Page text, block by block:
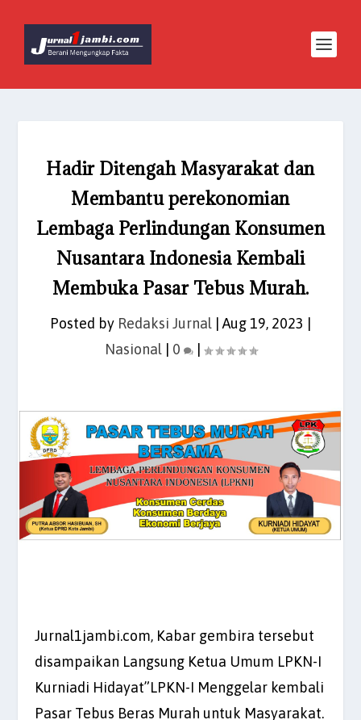
Hadir Ditengah Masyarakat dan
Membantu perekonomian
Lembaga Perlindungan Konsumen
Nusantara Indonesia Kembali
Membuka Pasar Tebus Murah.
Posted by Redaksi Jurnal Aug 19, 2023
Nasional| 0 |
Jurnal1jambi.com, Kabar gembira tersebut
disampaikan Langsung Ketua Umum LPKN-I
Kurniadi Hidayat”LPKN-I Menggelar kembali
Pasar Tebus Beras Murah untuk Masyarakat.